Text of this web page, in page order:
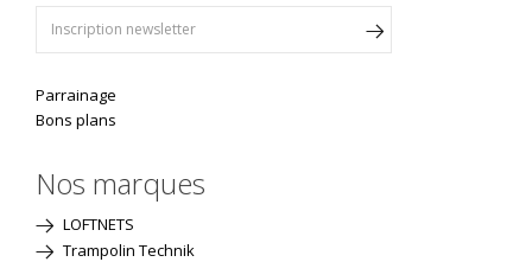
Parrainage
Bons plans
Nos marques
LOFTNETS
Trampolin Technik